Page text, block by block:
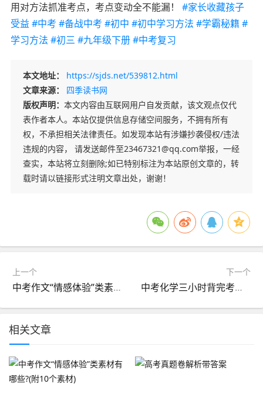
用对方法抓准考点，考点变动全不能漏！ #家长收藏孩子
受益#中考 #备战中考 #初中 #初中学习方法 #学霸秘籍 #
学习方法 #初三 #九年级下册#中考复习
本文地址：
https://sjds.net/539812.html
文章来源：
四季读书网
版权声明： 本文内容由互联网用户自发贡献，该文观点仅代
表作者本人。本站仅提供信息存储空间服务，不拥有所有
权，不承担相关法律责任。如发现本站有涉嫌抄袭侵权/违法
违规的内容， 请发送邮件至23467321@qq.com举报，一经
查实，本站将立刻删除;如已特别标注为本站原创文章的，转
载时请以链接形式注明文章出处，谢谢！
上一个
中考作文“情感体验”类素材有哪些?(附10个素材)
下一个
中考化学三小时背完考试就像抄答案
相关文章